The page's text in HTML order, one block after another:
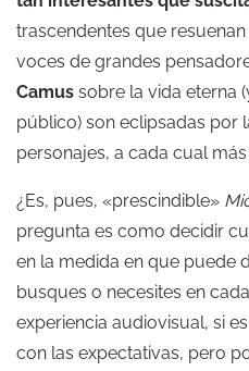
trascendentes que resuenan
voces de grandes
Camus sobre la vida eterna
público) son eclipsadas por
personajes, a cada cual
¿Es, pues, «prescindible»
pregunta es como decidir
en la medida en que puede
busques o necesites en
experiencia audiovisual, si
con las expectativas, pero